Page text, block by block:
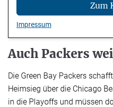
Zum
Impressum
Auch Packers
Die Green Bay Packers
Heimsieg über die Chicago
in die Playoffs und müssen